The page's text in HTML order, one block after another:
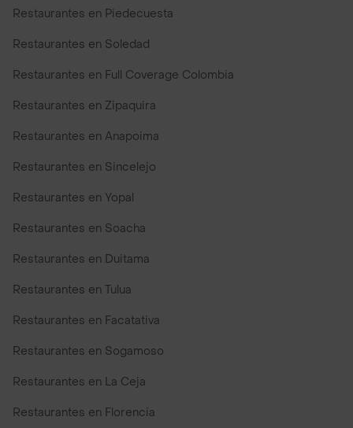
Restaurantes en Piedecuesta
Restaurantes en Soledad
Restaurantes en Full Coverage Colombia
Restaurantes en Zipaquira
Restaurantes en Anapoima
Restaurantes en Sincelejo
Restaurantes en Yopal
Restaurantes en Soacha
Restaurantes en Duitama
Restaurantes en Tulua
Restaurantes en Facatativa
Restaurantes en Sogamoso
Restaurantes en La Ceja
Restaurantes en Florencia